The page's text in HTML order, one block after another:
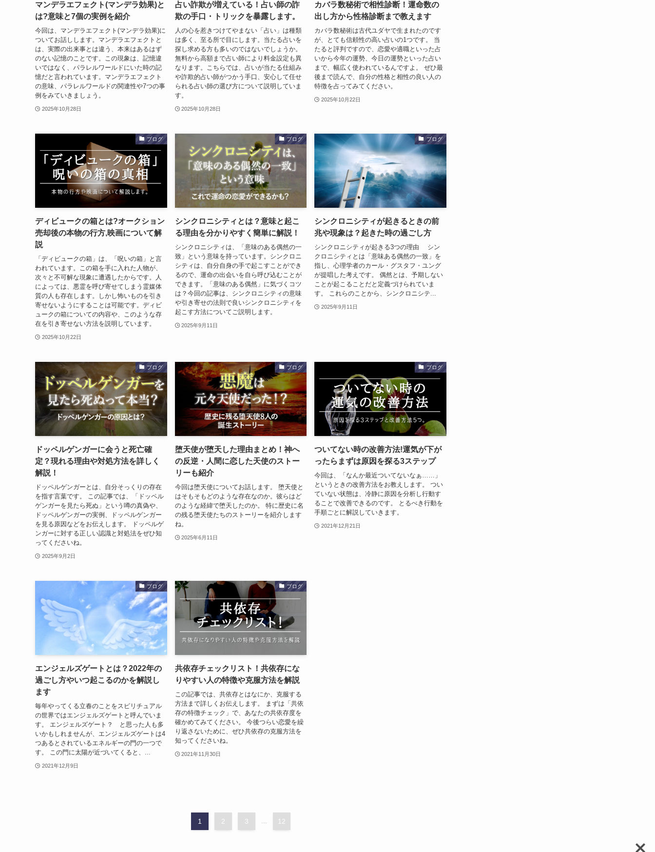
マンデラエフェクト(マンデラ効果)と
は?意味と7個の実例を紹介
今回は、マンデラエフェクト(マンデラ効果)に
ついてお話しします。マンデラエフェクトと
は、実際の出来事とは違う、本来はあるはず
のない記憶のことです。この現象は、記憶違
いではなく、パラレルワールドにいた時の記
憶だと言われています。マンデラエフェクト
の意味、パラレルワールドの関連性や7つの事
例をみていきましょう。
2025年10月28日
占い詐欺が増えている！占い師の詐
欺の手口・トリックを暴露します。
人の心を惹きつけてやまない「占い」は種類
は多く、至る所で目にします。当たる占いを
探し求める方も多いのではないでしょうか。
無料から高額まで占い師により料金設定も異
なります。こちらでは、占いが当たる仕組み
や詐欺的占い師がつかう手口、安心して任せ
られる占い師の選び方について説明していま
す。
2025年10月28日
カバラ数秘術で相性診断！運命数の
出し方から性格診断まで教えます
カバラ数秘術は古代ユダヤで生まれたのです
が、とても信頼性の高い占いの1つです。 当
たると評判ですので、恋愛や適職といった占
いから今年の運勢、今日の運勢といった占い
まで、幅広く使われているんですよ。 ぜひ最
後まで読んで、自分の性格と相性の良い人の
特徴を占ってみてください。
2025年10月22日
ブログ
ディビュークの箱とは?オークション
売却後の本物の行方,映画について解
説
「ディビュークの箱」は、「呪いの箱」と言
われています。この箱を手に入れた人物が、
次々と不可解な現象に遭遇したからです。人
によっては、悪霊を呼び寄せてしまう霊媒体
質の人も存在します。しかし怖いものを引き
寄せないようにすることは可能です。ディビ
ュークの箱についての内容や、このような存
在を引き寄せない方法を説明しています。
2025年10月22日
ブログ
シンクロニシティとは？意味と起こ
る理由を分かりやすく簡単に解説！
シンクロニシティは、「意味のある偶然の一
致」という意味を持っています。シンクロニ
シティは、自分自身の手で起こすことができ
るので、運命の出会いを自ら呼び込むことが
できます。「意味のある偶然」に気づくコツ
は？今回の記事は、シンクロニシティの意味
や引き寄せの法則で良いシンクロニシティを
起こす方法についてご説明します。
2025年9月11日
ブログ
シンクロニシティが起きるときの前
兆や現象は？起きた時の過ごし方
シンクロニシティが起きる3つの理由 シン
クロニシティとは「意味ある偶然の一致」を
指し、心理学者のカール・グスタフ・ユング
が提唱した考えです。 偶然とは、予期しない
ことが起こることだと定義づけられていま
す。 これらのことから、シンクロニシテ...
2025年9月11日
ブログ
ドッペルゲンガーに会うと死亡確
定？現れる理由や対処方法を詳しく
解説！
ドッペルゲンガーとは、自分そっくりの存在
を指す言葉です。 この記事では、「ドッペル
ゲンガーを見たら死ぬ」という噂の真偽や、
ドッペルゲンガーの実例、ドッペルゲンガー
を見る原因などをお伝えします。 ドッペルゲ
ンガーに対する正しい認識と対処法をぜひ知
ってくださいね。
2025年9月2日
ブログ
堕天使が堕天した理由まとめ！神へ
の反逆・人間に恋した天使のストー
リーも紹介
今回は堕天使についてお話します。 堕天使と
はそもそもどのような存在なのか。彼らはど
のような経緯で堕天したのか。 特に歴史に名
の残る堕天使たちのストーリーを紹介します
ね。
2025年6月11日
ブログ
ついてない時の改善方法!運気が下が
ったらまずは原因を探る3ステップ
今回は、「なんか最近ついてないなぁ……」
というときの改善方法をお教えします。 つい
ていない状態は、冷静に原因を分析し行動す
ることで改善できるのです。 とるべき行動を
手順ごとに解説していきます。
2021年12月21日
ブログ
エンジェルズゲートとは？2022年の
過ごし方やいつ起こるのかを解説し
ます
毎年やってくる立春のことをスピリチュアル
の世界ではエンジェルズゲートと呼んでいま
す。 エンジェルズゲート？ と思った人も多
いかもしれませんが、エンジェルズゲートは4
つあるとされているエネルギーの門の一つで
す。 この門に太陽が近づいてくると、...
2021年12月9日
ブログ
共依存チェックリスト！共依存にな
りやすい人の特徴や克服方法を解説
この記事では、共依存とはなにか、克服する
方法まで詳しくお伝えします。 まずは「共依
存の特徴チェック」で、あなたの共依存度を
確かめてみてください。 今後つらい恋愛を繰
り返さないために、ぜひ共依存の克服方法を
知ってくださいね。
2021年11月30日
1 2 3 12